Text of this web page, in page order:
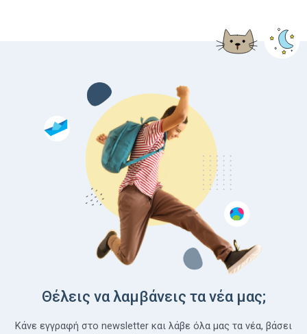
Θέλεις να λαμβάνεις τα νέα μας;
Κάνε εγγραφή στο newsletter και λάβε όλα μας τα νέα, βάσει